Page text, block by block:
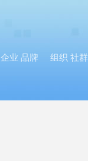
企业 品牌 组织 社群